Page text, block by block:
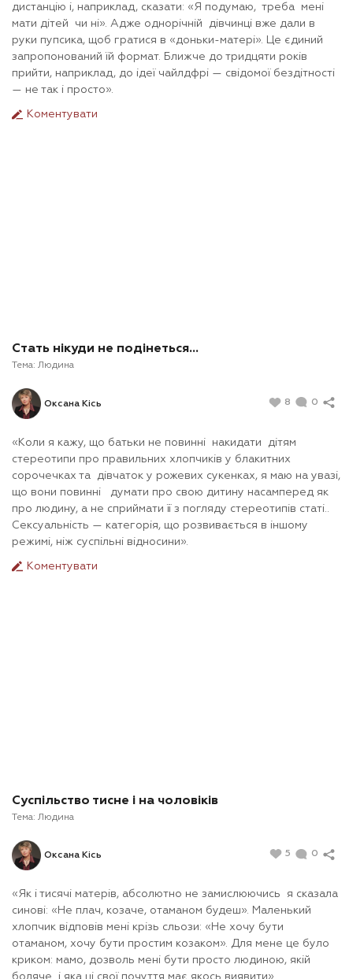
дистанцію і, наприклад, сказати: «Я подумаю, треба мені
мати дітей чи ні». Адже однорічній дівчинці вже дали в
руки пупсика, щоб гратися в «доньки-матері». Це єдиний
запропонований їй формат. Ближче до тридцяти років
прийти, наприклад, до ідеї чайлдфрі — свідомої бездітності
— не так і просто».
Коментувати
Стать нікуди не подінеться…
Тема: Людина
Оксана Кісь 8 0
«Коли я кажу, що батьки не повинні накидати дітям
стереотипи про правильних хлопчиків у блакитних
сорочечках та дівчаток у рожевих сукенках, я маю на увазі,
що вони повинні думати про свою дитину насамперед як
про людину, а не сприймати її з погляду стереотипів статі..
Сексуальність — категорія, що розвивається в іншому
режимі, ніж суспільні відносини».
Коментувати
Суспільство тисне і на чоловіків
Тема: Людина
Оксана Кісь 5 0
«Як і тисячі матерів, абсолютно не замислюючись я сказала
синові: «Не плач, козаче, отаманом будеш». Маленький
хлопчик відповів мені крізь сльози: «Не хочу бути
отаманом, хочу бути простим козаком». Для мене це було
криком: мамо, дозволь мені бути просто людиною, якій